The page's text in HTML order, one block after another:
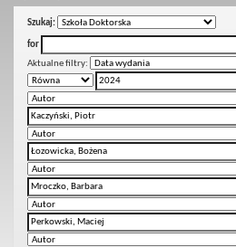
Szukaj:
for
Aktualne filtry: